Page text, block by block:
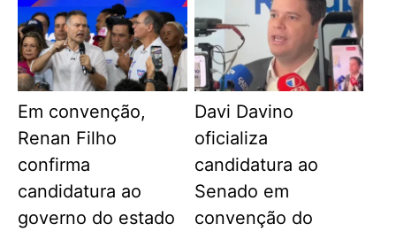
Em convenção,
Renan Filho
confirma
candidatura ao
governo do estado
Davi Davino
oficializa
candidatura ao
Senado em
convenção do